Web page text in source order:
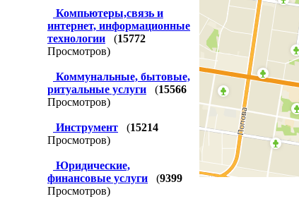
Компьютеры,связь и
интернет, информационные
технологии
(15772
Просмотров)
Коммунальные, бытовые,
ритуальные услуги
(15566
Просмотров)
Инструмент (15214
Просмотров)
Юридические,
финансовые услуги
(9399
Просмотров)